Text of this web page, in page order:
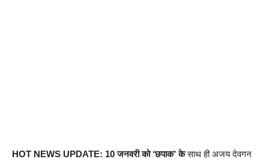
HOT NEWS UPDATE: 10 जनवरी को ‘छपाक’ केसाथ ही अजय देवगन